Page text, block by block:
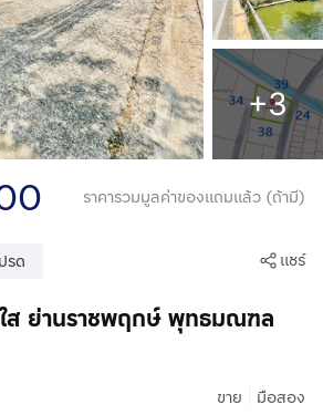
+3
ราคารวมมูลค่าของแถมแล้ว (ถ้ามี)
รด แชร์
ส ย่านราชพฤกษ์ พุทธมณฑล
ขาย มือสอง